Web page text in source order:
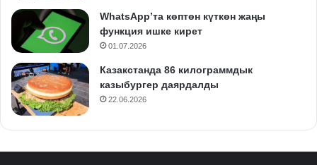
WhatsApp’та көптөн күткөн жаңы
функция ишке кирет
01.07.2026
Казакстанда 86 килограммдык
казыбургер даярдалды
22.06.2026